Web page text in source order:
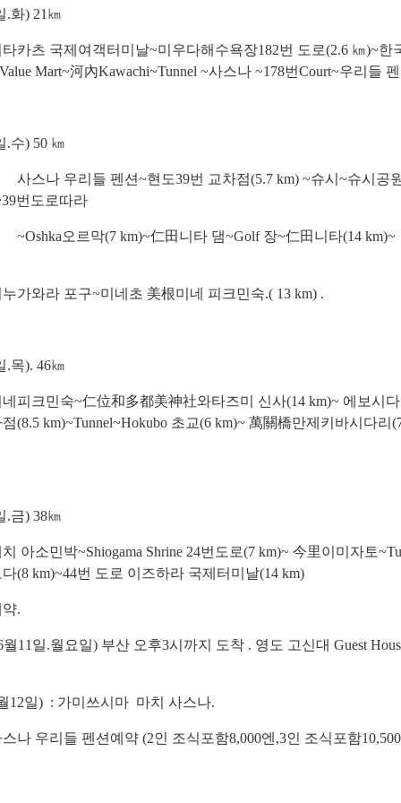
.화) 21 ㎞
카츠 국제여객터미날~미우다해수욕장182번 도로(2.6 ㎞)~한
Mart~河內Kawachi~Tunnel ~사스나 ~178번Court~우리들
.수) 50 ㎞
리들 펜션~현도39번 교차점(5.7 km) ~슈시~슈시공원
번도로따라
르막(7 km)~仁田니타 댐~Golf 장~仁田니타(14 km)~
가와라 포구~미네초 美根미네 피크민숙.( 13 km) .
.목). 46㎞
민숙~仁位和多都美神社와타즈미 신사(14 km)~ 에보시다
(8.5 km)~Tunnel~Hokubo 초교(6 km)~ 萬關橋만제키바시다리
.금) 38㎞
민박~Shiogama Shrine 24번도로(7 km)~ 今里이미자토
(8 km)~44번 도로 이즈하라 국제터미날(14 km)
.
일.월요일) 부산 오후3시까지 도착 . 영도 고신대 Guest
12일) : 가미쓰시마 마치 사스나.
리들 펜션예약 (2인 조식포함8,000엔,3인 조식포함10,500